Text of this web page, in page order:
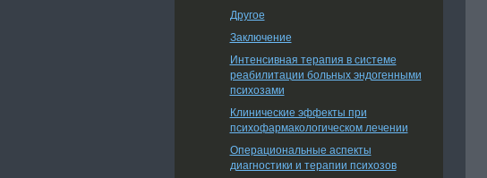
Другое
Заключение
Интенсивная терапия в системе
реабилитации больных эндогенными
психозами
Клинические эффекты при
психофармакологическом лечении
Операциональные аспекты
диагностики и терапии психозов